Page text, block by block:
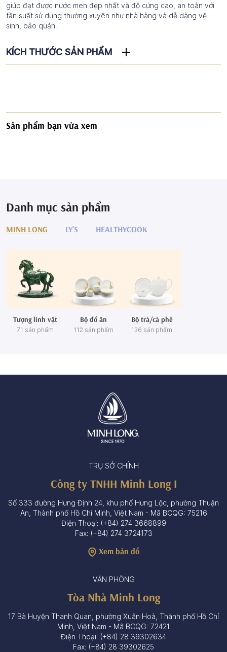
giúp đạt được nước men đẹp nhất và độ cứng cao, an toàn với
tần suất sử dụng thường xuyên như nhà hàng và dễ dàng vệ
sinh, bảo quản.
KÍCH THƯỚC SẢN PHẨM
Sản phẩm bạn vừa xem
Danh mục sản phẩm
MINH LONG LY'S HEALTHYCOOK
Tượng linh vật
71 sản phẩm
Bộ đồ ăn
112 sản phẩm
Bộ trà/cà phê
136 sản phẩm
TRỤ SỞ CHÍNH
Công ty TNHH Minh Long I
Số 333 đường Hưng Định 24, khu phố Hưng Lộc, phường Thuận
An, Thành phố Hồ Chí Minh, Việt Nam - Mã BCQG: 75216
Điện Thoại: (+84) 274 3668899
Fax: (+84) 274 3724173
Xem bản đồ
VĂN PHÒNG
Tòa Nhà Minh Long
17 Bà Huyện Thanh Quan, phường Xuân Hoà, Thành phố Hồ Chí
Minh, Việt Nam - Mã BCQG: 72421
Điện Thoại: (+84) 28 39302634
Fax: (+84) 28 39302625